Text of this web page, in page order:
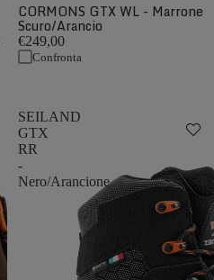
CORMONS GTX WL - Marrone
Scuro/Arancio
€249,00
Confronta
SEILAND
GTX
RR
-
Nero/Arancione